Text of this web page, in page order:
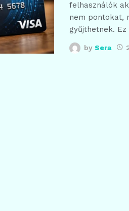
felhasználók
nem pontokat,
gyűjthetnek.
by Sera